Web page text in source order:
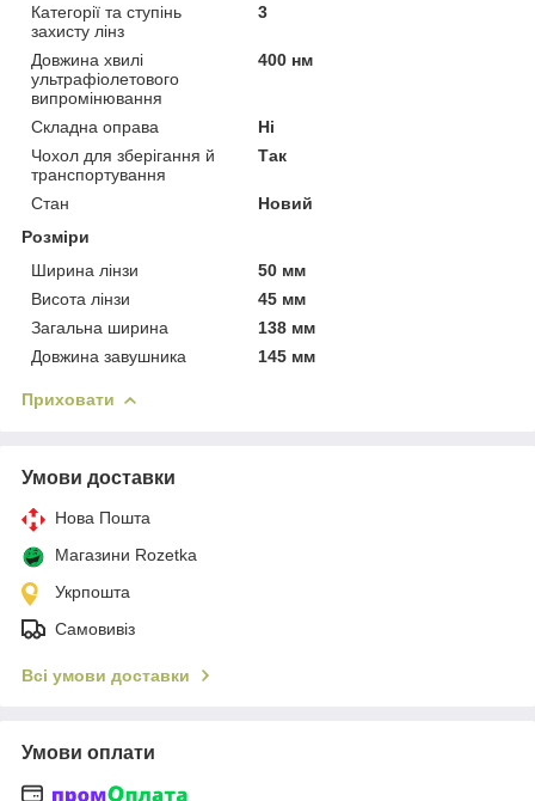
Категорії та ступінь
захисту лінз
3
Довжина хвилі
ультрафіолетового
випромінювання
400 нм
Складна оправа
Ні
Чохол для зберігання й
транспортування
Так
Стан
Новий
Розміри
Ширина лінзи
50 мм
Висота лінзи
45 мм
Загальна ширина
138 мм
Довжина завушника
145 мм
Приховати
Умови доставки
Нова Пошта
Магазини Rozetka
Укрпошта
Самовивіз
Всі умови доставки
Умови оплати